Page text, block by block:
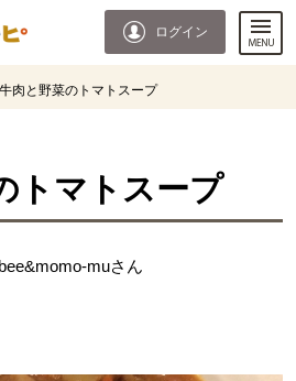
ログイン
牛肉と野菜のトマトスープ
トマトスープ
bee&momo-muさん